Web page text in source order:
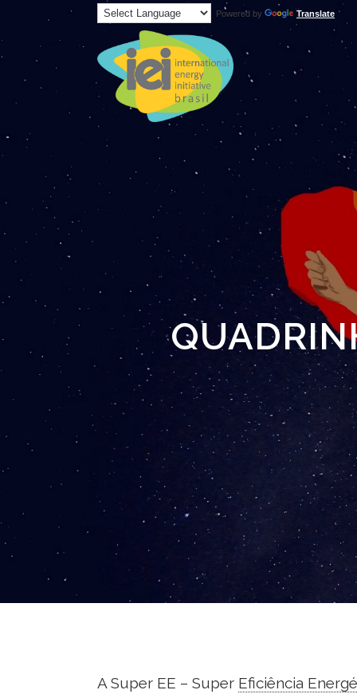
Powered by Translate
A Super EE – Super Eficiência